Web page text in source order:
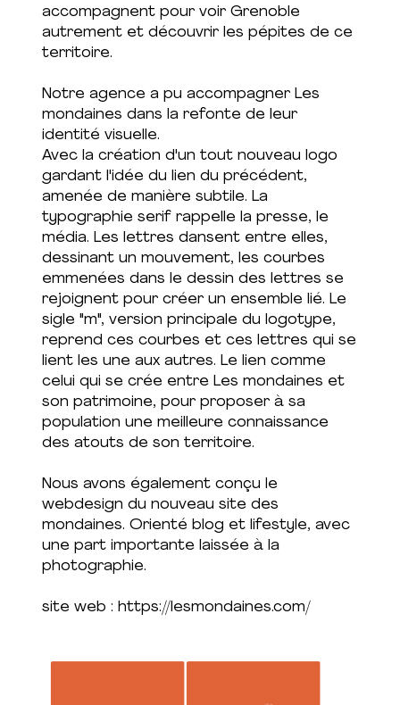
accompagnent pour voir Grenoble
autrement et découvrir les pépites de ce
territoire.
Notre agence a pu accompagner Les
mondaines dans la refonte de leur
identité visuelle.
Avec la création d'un tout nouveau logo
gardant l'idée du lien du précédent,
amenée de manière subtile. La
typographie serif rappelle la presse, le
média. Les lettres dansent entre elles,
dessinant un mouvement, les courbes
emmenées dans le dessin des lettres se
rejoignent pour créer un ensemble lié. Le
sigle "m", version principale du logotype,
reprend ces courbes et ces lettres qui se
lient les une aux autres. Le lien comme
celui qui se crée entre Les mondaines et
son patrimoine, pour proposer à sa
population une meilleure connaissance
des atouts de son territoire.
Nous avons également conçu le
webdesign du nouveau site des
mondaines. Orienté blog et lifestyle, avec
une part importante laissée à la
photographie.
site web : https://lesmondaines.com/